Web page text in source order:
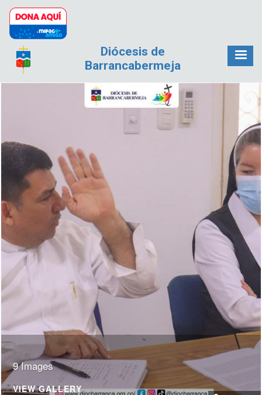
Pasar al contenido principal
Diócesis de
Barrancabermeja
9 Images
VIEW GALLERY